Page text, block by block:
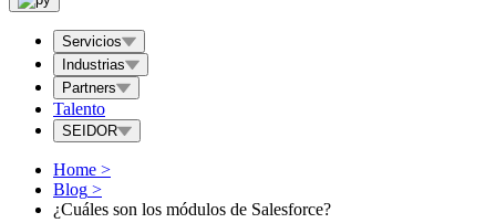
Servicios
Industrias
Partners
Talento
SEIDOR
Home >
Blog >
¿Cuáles son los módulos de Salesforce?